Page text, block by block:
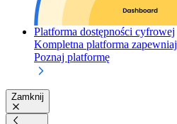
Platforma dostępności cyfrowej
Kompletna platforma
Poznaj platformę
Zamknij